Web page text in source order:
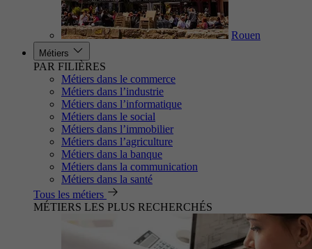
Rouen
Métiers
PAR FILIÈRES
Métiers dans le commerce
Métiers dans l’industrie
Métiers dans l’informatique
Métiers dans le social
Métiers dans l’immobilier
Métiers dans l’agriculture
Métiers dans la banque
Métiers dans la communication
Métiers dans la santé
Tous les métiers
MÉTIERS LES PLUS RECHERCHÉS